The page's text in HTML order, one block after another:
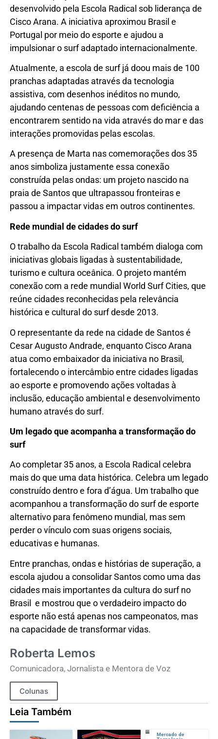
desenvolvido pela Escola Radical sob liderança de
Cisco Arana. A iniciativa aproximou Brasil e
Portugal por meio do esporte e ajudou a
impulsionar o surf adaptado internacionalmente.
Atualmente, a escola de surf já doou mais de 100
pranchas adaptadas através da tecnologia
assistiva, com desenhos inéditos no mundo,
ajudando centenas de pessoas com deficiência a
encontrarem sentido na vida através do mar e das
interações promovidas pelas escolas.
A presença de Marta nas comemorações dos 35
anos simboliza justamente essa conexão
construída pelas ondas: um projeto nascido na
praia de Santos que ultrapassou fronteiras e
passou a impactar vidas em outros continentes.
Rede mundial de cidades do surf
O trabalho da Escola Radical também dialoga com
iniciativas globais ligadas à sustentabilidade,
turismo e cultura oceânica. O projeto mantém
conexão com a rede mundial World Surf Cities, que
reúne cidades reconhecidas pela relevância
histórica e cultural do surf desde 2013.
O representante da rede na cidade de Santos é
Cesar Augusto Andrade, enquanto Cisco Arana
atua como embaixador da iniciativa no Brasil,
fortalecendo o intercâmbio entre cidades ligadas
ao esporte e promovendo ações voltadas à
inclusão, educação ambiental e desenvolvimento
humano através do surf.
Um legado que acompanha a transformação do
surf
Ao completar 35 anos, a Escola Radical celebra
mais do que uma data histórica. Celebra um legado
construído dentro e fora d’água. Um trabalho que
acompanhou a transformação do surf de esporte
alternativo para fenômeno mundial, mas sem
perder o vínculo com suas origens sociais,
educativas e humanas.
Entre pranchas, ondas e histórias de superação, a
escola ajudou a consolidar Santos como uma das
cidades mais importantes da cultura do surf no
Brasil e mostrou que o verdadeiro impacto do
esporte não está apenas nos campeonatos, mas
na capacidade de transformar vidas.
Roberta Lemos
Comunicadora, Jornalista e Mentora de Voz
Colunas
Leia Também
Mercado de